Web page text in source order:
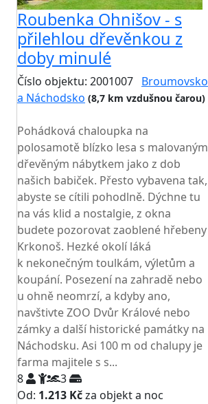
Roubenka Ohnišov - s
přilehlou dřevěnkou z
doby minulé
Číslo objektu: 2001007 Broumovsko
a Náchodsko (8,7 km vzdušnou čarou)
Pohádková chaloupka na
polosamotě blízko lesa s malovaným
dřevěným nábytkem jako z dob
našich babiček. Přesto vybavena tak,
abyste se cítili pohodlně. Dýchne tu
na vás klid a nostalgie, z okna
budete pozorovat zaoblené hřebeny
Krkonoš. Hezké okolí láká
k nekonečným toulkám, výletům a
koupání. Posezení na zahradě nebo
u ohně neomrzí, a kdyby ano,
navštivte ZOO Dvůr Králové nebo
zámky a další historické památky na
Náchodsku. Asi 100 m od chalupy je
farma majitele s s...
8
3
Od: 1.213 Kčza objekt a noc